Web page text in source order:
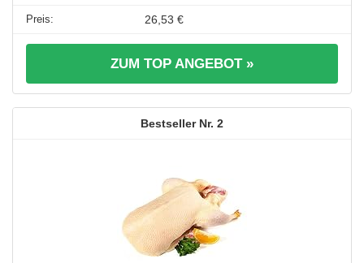
26,53 €
ZUM TOP ANGEBOT »
2